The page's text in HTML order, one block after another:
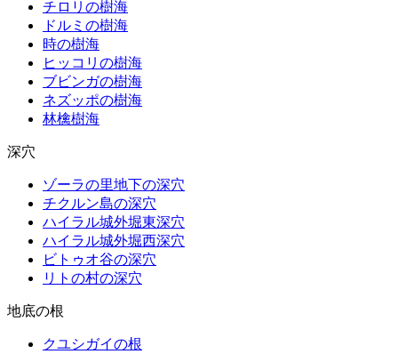
チロリの樹海
ドルミの樹海
時の樹海
ヒッコリの樹海
ブビンガの樹海
ネズッポの樹海
林檎樹海
深穴
ゾーラの里地下の深穴
チクルン島の深穴
ハイラル城外堀東深穴
ハイラル城外堀西深穴
ビトゥオ谷の深穴
リトの村の深穴
地底の根
クユシガイの根